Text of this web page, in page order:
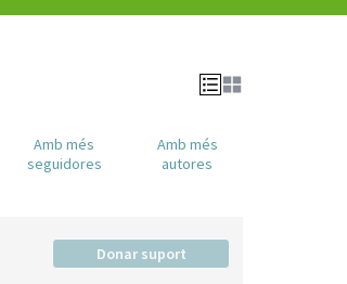
Amb més
seguidores
Amb més
autores
Donar suport